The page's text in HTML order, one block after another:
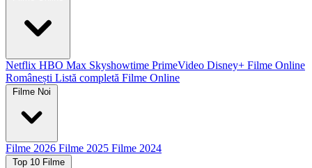
Netflix HBO Max Skyshowtime PrimeVideo Disney+ Filme Online
Românești Listă completă Filme Online
Filme Noi
Filme 2026 Filme 2025 Filme 2024
Top 10 Filme